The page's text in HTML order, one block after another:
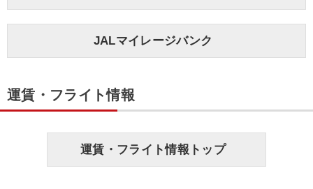
JALマイレージバンク
運賃・フライト情報
運賃・フライト情報トップ